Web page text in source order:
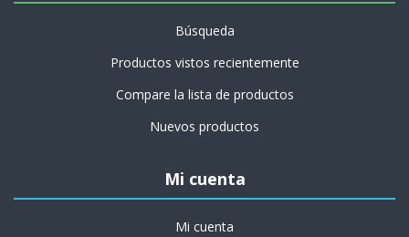
Búsqueda
Productos vistos recientemente
Compare la lista de productos
Nuevos productos
Mi cuenta
Mi cuenta